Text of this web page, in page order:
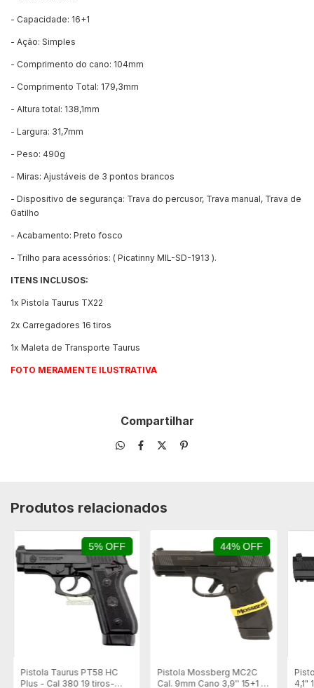
- Capacidade: 16+1
- Ação: Simples
- Comprimento do cano: 104mm
- Comprimento Total: 179,3mm
- Altura total: 138,1mm
- Largura: 31,7mm
- Peso: 490g
- Miras: Ajustáveis de 3 pontos brancos
- Dispositivo de segurança: Trava do percusor, Trava manual, Trava de
Gatilho
- Acabamento: Preto fosco
- Trilho para acessórios: ( Picatinny MIL-SD-1913 ).
ITENS INCLUSOS:
1x Pistola Taurus TX22
2x Carregadores 16 tiros
1x Maleta de Transporte Taurus
FOTO MERAMENTE ILUSTRATIVA
Compartilhar
Produtos relacionados
5% OFF
Pistola Taurus PT58 HC
Plus - Cal 380 19 tiros-
44% OFF
Pistola Mossberg MC2C
Cal. 9mm Cano 3,9'' 15+1 -
4,1"